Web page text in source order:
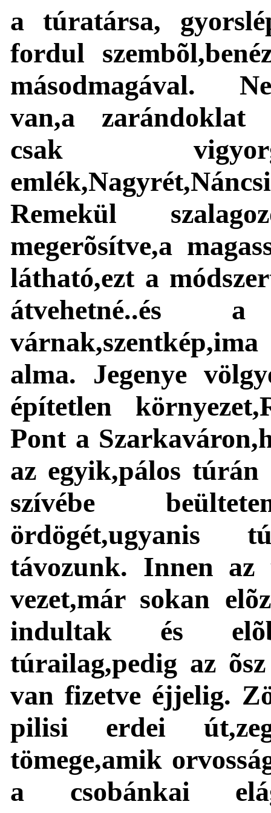
a túratársa,
fordul
másodmagával.
van,a zarándoklat
csak
Remekül
megerõsítve,a
látható,ezt a
átvehetné..és
alma. Jegenye
építetlen
Pont a
az egyik,pálos túrán
szívébe
ördögét,ugyanis
távozunk. Innen
vezet,már sokan
indultak és
túrailag,pedig az
van fizetve éjjelig.
pilisi erdei
tömege,amik
a csobánkai